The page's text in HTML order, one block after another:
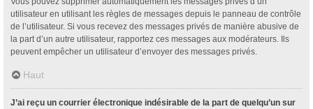
utilisateur en utilisant les règles de messages depuis le panneau de contrôle
de l’utilisateur. Si vous recevez des messages privés de manière abusive de
la part d’un autre utilisateur, rapportez ces messages aux modérateurs. Ils
peuvent empêcher un utilisateur d’envoyer des messages privés.
Haut
J’ai reçu un courrier électronique indésirable de la part de quelqu’un sur